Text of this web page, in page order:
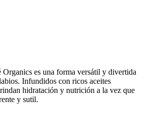
es una forma versátil y divertida
Infundidos con ricos aceites
hidratación y nutrición a la vez que
y sutil.